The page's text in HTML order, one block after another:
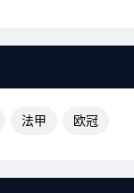
法甲 欧冠